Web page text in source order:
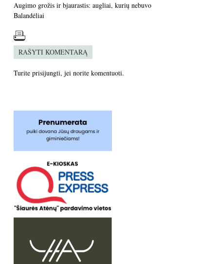
Augimo grožis ir bjaurastis: augliai, kurių nebuvo
Balandėliai
RAŠYTI KOMENTARĄ
Turite prisijungti, jei norite komentuoti.